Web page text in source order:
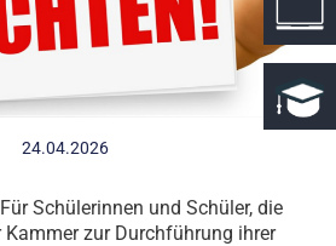
24.04.2026
Für Schülerinnen und Schüler, die
Kammer zur Durchführung ihrer